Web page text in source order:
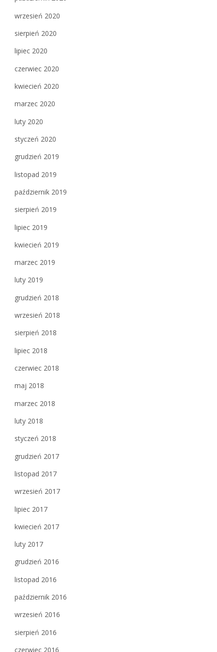
wrzesień 2020
sierpień 2020
lipiec 2020
czerwiec 2020
kwiecień 2020
marzec 2020
luty 2020
styczeń 2020
grudzień 2019
listopad 2019
październik 2019
sierpień 2019
lipiec 2019
kwiecień 2019
marzec 2019
luty 2019
grudzień 2018
wrzesień 2018
sierpień 2018
lipiec 2018
czerwiec 2018
maj 2018
marzec 2018
luty 2018
styczeń 2018
grudzień 2017
listopad 2017
wrzesień 2017
lipiec 2017
kwiecień 2017
luty 2017
grudzień 2016
listopad 2016
październik 2016
wrzesień 2016
sierpień 2016
czerwiec 2016